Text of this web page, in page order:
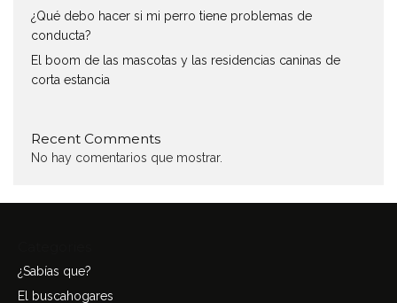
¿Qué debo hacer si mi perro tiene problemas de
conducta?
El boom de las mascotas y las residencias caninas de
corta estancia
Recent Comments
No hay comentarios que mostrar.
¿Sabías que?
El buscahogares